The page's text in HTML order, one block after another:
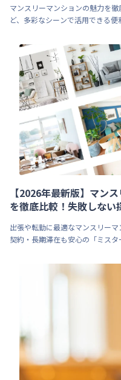
マンスリーマンションの魅力を
ど、多彩なシーンで活用できる
【2026年最新版】マン
を徹底比較！失敗しない
出張や転勤に最適なマンスリー
契約・長期滞在も安心の「ミス